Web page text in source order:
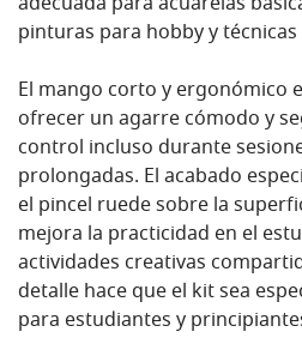
pinturas para hobby y
El mango corto y ergonómico
ofrecer un agarre cómodo y
control incluso durante
prolongadas. El acabado
el pincel ruede sobre la
mejora la practicidad en el
actividades creativas
detalle hace que el kit sea
para estudiantes y